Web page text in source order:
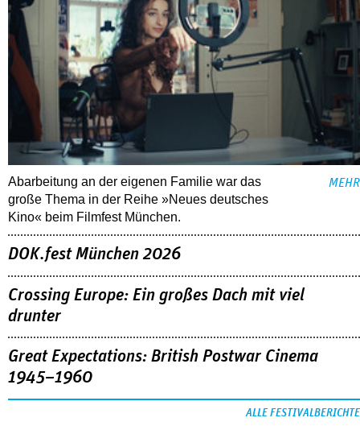
Abarbeitung an der eigenen Familie war das
große Thema in der Reihe »Neues deutsches
Kino« beim Filmfest München.
MEHR
DOK.fest München 2026
Crossing Europe: Ein großes Dach mit viel
drunter
Great Expectations: British Postwar Cinema
1945–1960
ALLE FESTIVALBERICHTE